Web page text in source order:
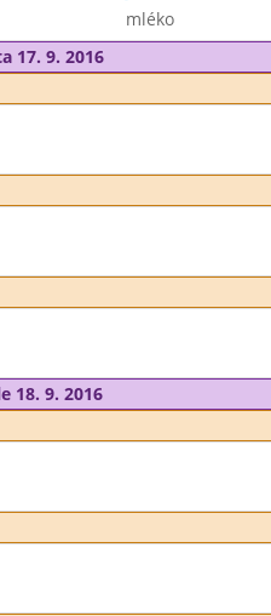
mléko
17. 9. 2016
18. 9. 2016